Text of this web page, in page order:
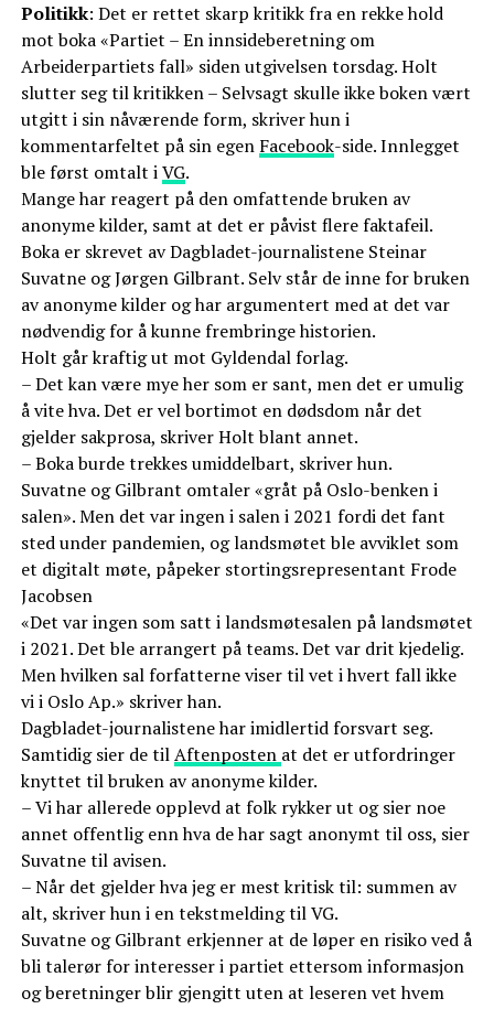
Politikk: Det er rettet skarp kritikk fra en rekke hold
mot boka «Partiet – En innsideberetning om
Arbeiderpartiets fall» siden utgivelsen torsdag. Holt
slutter seg til kritikken – Selvsagt skulle ikke boken vært
utgitt i sin nåværende form, skriver hun i
kommentarfeltet på sin egen Facebook-side. Innlegget
ble først omtalt iVG.
Mange har reagert på den omfattende bruken av
anonyme kilder, samt at det er påvist flere faktafeil.
Boka er skrevet av Dagbladet-journalistene Steinar
Suvatne og Jørgen Gilbrant. Selv står de inne for bruken
av anonyme kilder og har argumentert med at det var
nødvendig for å kunne frembringe historien.
Holt går kraftig ut mot Gyldendal forlag.
– Det kan være mye her som er sant, men det er umulig
å vite hva. Det er vel bortimot en dødsdom når det
gjelder sakprosa, skriver Holt blant annet.
– Boka burde trekkes umiddelbart, skriver hun.
Suvatne og Gilbrant omtaler «gråt på Oslo-benken i
salen». Men det var ingen i salen i 2021 fordi det fant
sted under pandemien, og landsmøtet ble avviklet som
et digitalt møte, påpeker stortingsrepresentant Frode
Jacobsen
«Det var ingen som satt i landsmøtesalen på landsmøtet
i 2021. Det ble arrangert på teams. Det var drit kjedelig.
Men hvilken sal forfatterne viser til vet i hvert fall ikke
vi i Oslo Ap.» skriver han.
Dagbladet-journalistene har imidlertid forsvart seg.
Samtidig sier de tilAftenposten at det er utfordringer
knyttet til bruken av anonyme kilder.
– Vi har allerede opplevd at folk rykker ut og sier noe
annet offentlig enn hva de har sagt anonymt til oss, sier
Suvatne til avisen.
– Når det gjelder hva jeg er mest kritisk til: summen av
alt, skriver hun i en tekstmelding til VG.
Suvatne og Gilbrant erkjenner at de løper en risiko ved å
bli talerør for interesser i partiet ettersom informasjon
og beretninger blir gjengitt uten at leseren vet hvem